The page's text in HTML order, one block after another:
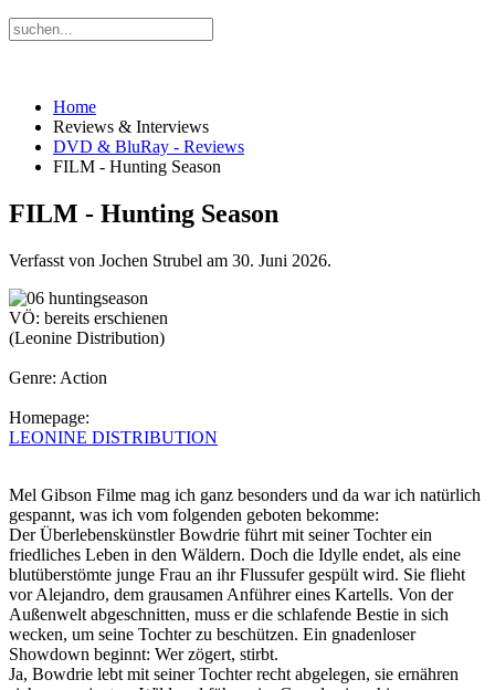
Home
Reviews & Interviews
DVD & BluRay - Reviews
FILM - Hunting Season
FILM - Hunting Season
Verfasst von Jochen Strubel am 30. Juni 2026.
VÖ: bereits erschienen
(Leonine Distribution)
Genre: Action
Homepage:
LEONINE DISTRIBUTION
Mel Gibson Filme mag ich ganz besonders und da war ich natürlich
gespannt, was ich vom folgenden geboten bekomme:
Der Überlebenskünstler Bowdrie führt mit seiner Tochter ein
friedliches Leben in den Wäldern. Doch die Idylle endet, als eine
blutüberstömte junge Frau an ihr Flussufer gespült wird. Sie flieht
vor Alejandro, dem grausamen Anführer eines Kartells. Von der
Außenwelt abgeschnitten, muss er die schlafende Bestie in sich
wecken, um seine Tochter zu beschützen. Ein gnadenloser
Showdown beginnt: Wer zögert, stirbt.
Ja, Bowdrie lebt mit seiner Tochter recht abgelegen, sie ernähren